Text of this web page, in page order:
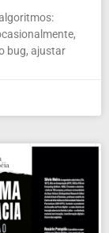
bug, ajustar